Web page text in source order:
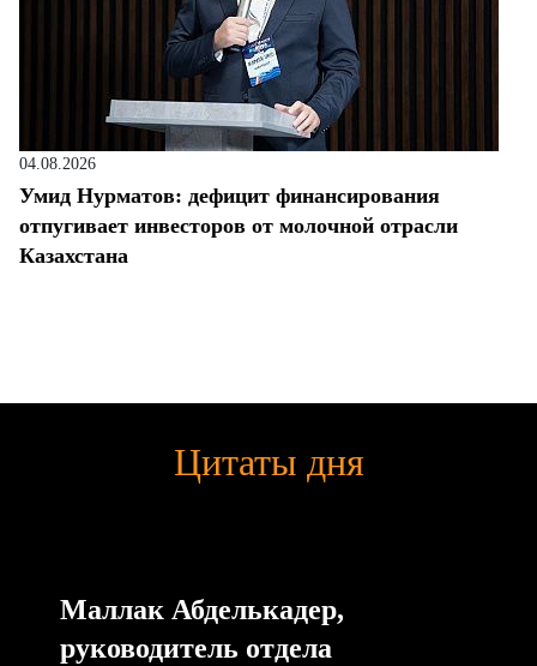
04.08.2026
Умид Нурматов: дефицит финансирования
отпугивает инвесторов от молочной отрасли
Казахстана
Цитаты дня
Маллак Абделькадер,
руководитель отдела